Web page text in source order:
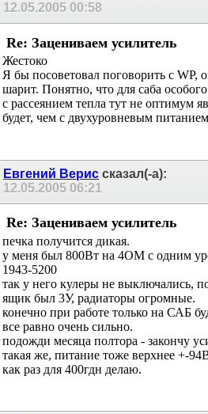
Схему подбирают под задачу, а не
yahooсказал(-а):
11.05.200523:46
Re: Зацениваем усилитель
Костя Мусатовсказал(-а):
12.05.200500:58
Re: Зацениваем усилитель
Жестоко
Я бы посоветовал поговорить с WP,
шарит. Понятно, что для саба
с рассеянием тепла тут не оптимум
будет, чем с двухуровневым